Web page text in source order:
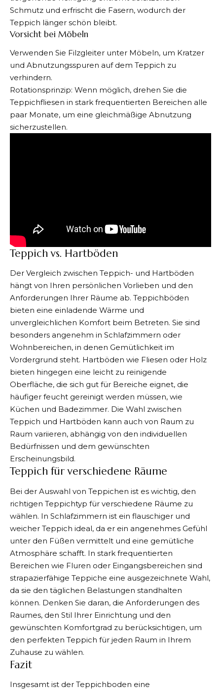
Schmutz und erfrischt die Fasern, wodurch der
Teppich länger schön bleibt.
Vorsicht bei Möbeln
Verwenden Sie Filzgleiter unter Möbeln, um Kratzer
und Abnutzungsspuren auf dem Teppich zu
verhindern.
Rotationsprinzip: Wenn möglich, drehen Sie die
Teppichfliesen in stark frequentierten Bereichen alle
paar Monate, um eine gleichmäßige Abnutzung
sicherzustellen.
Teppich vs. Hartböden
Der Vergleich zwischen Teppich- und Hartböden
hängt von Ihren persönlichen Vorlieben und den
Anforderungen Ihrer Räume ab. Teppichböden
bieten eine einladende Wärme und
unvergleichlichen Komfort beim Betreten. Sie sind
besonders angenehm in Schlafzimmern oder
Wohnbereichen, in denen Gemütlichkeit im
Vordergrund steht. Hartböden wie Fliesen oder Holz
bieten hingegen eine leicht zu reinigende
Oberfläche, die sich gut für Bereiche eignet, die
häufiger feucht gereinigt werden müssen, wie
Küchen und Badezimmer. Die Wahl zwischen
Teppich und Hartböden kann auch von Raum zu
Raum variieren, abhängig von den individuellen
Bedürfnissen und dem gewünschten
Erscheinungsbild.
Teppich für verschiedene Räume
Bei der Auswahl von Teppichen ist es wichtig, den
richtigen Teppichtyp für verschiedene Räume zu
wählen. In Schlafzimmern ist ein flauschiger und
weicher Teppich ideal, da er ein angenehmes Gefühl
unter den Füßen vermittelt und eine gemütliche
Atmosphäre schafft. In stark frequentierten
Bereichen wie Fluren oder Eingangsbereichen sind
strapazierfähige Teppiche eine ausgezeichnete Wahl,
da sie den täglichen Belastungen standhalten
können. Denken Sie daran, die Anforderungen des
Raumes, den Stil Ihrer Einrichtung und den
gewünschten Komfortgrad zu berücksichtigen, um
den perfekten Teppich für jeden Raum in Ihrem
Zuhause zu wählen.
Fazit
Insgesamt ist der Teppichboden eine